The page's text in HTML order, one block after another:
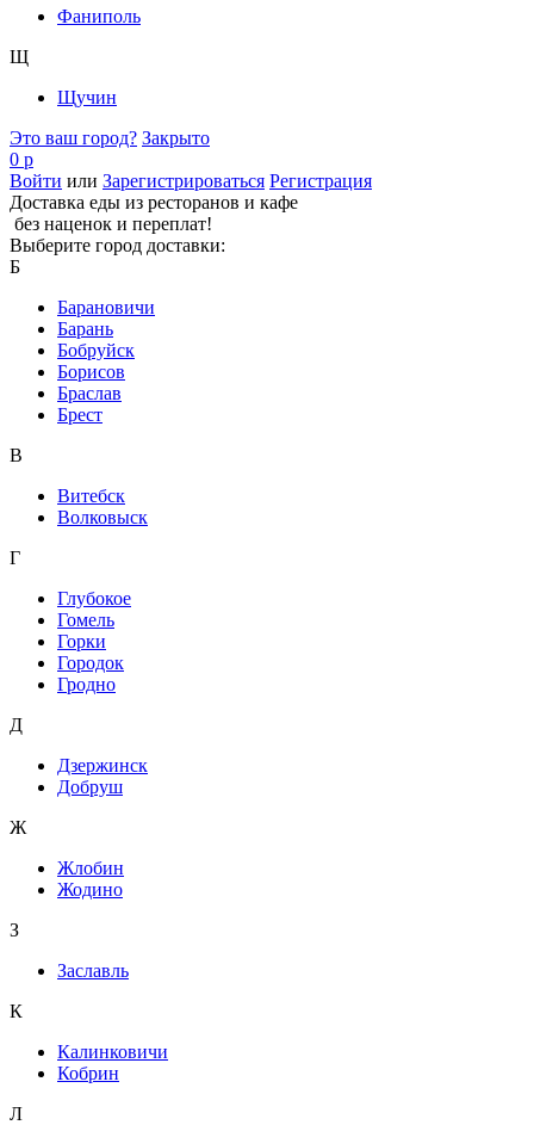
Фаниполь
Щ
Щучин
Это ваш город? Закрыто
0 р
Войти или Зарегистрироваться Регистрация
Доставка еды из ресторанов и кафе
без наценок и переплат!
Выберите город доставки:
Б
Барановичи
Барань
Бобруйск
Борисов
Браслав
Брест
В
Витебск
Волковыск
Г
Глубокое
Гомель
Горки
Городок
Гродно
Д
Дзержинск
Добруш
Ж
Жлобин
Жодино
З
Заславль
К
Калинковичи
Кобрин
Л